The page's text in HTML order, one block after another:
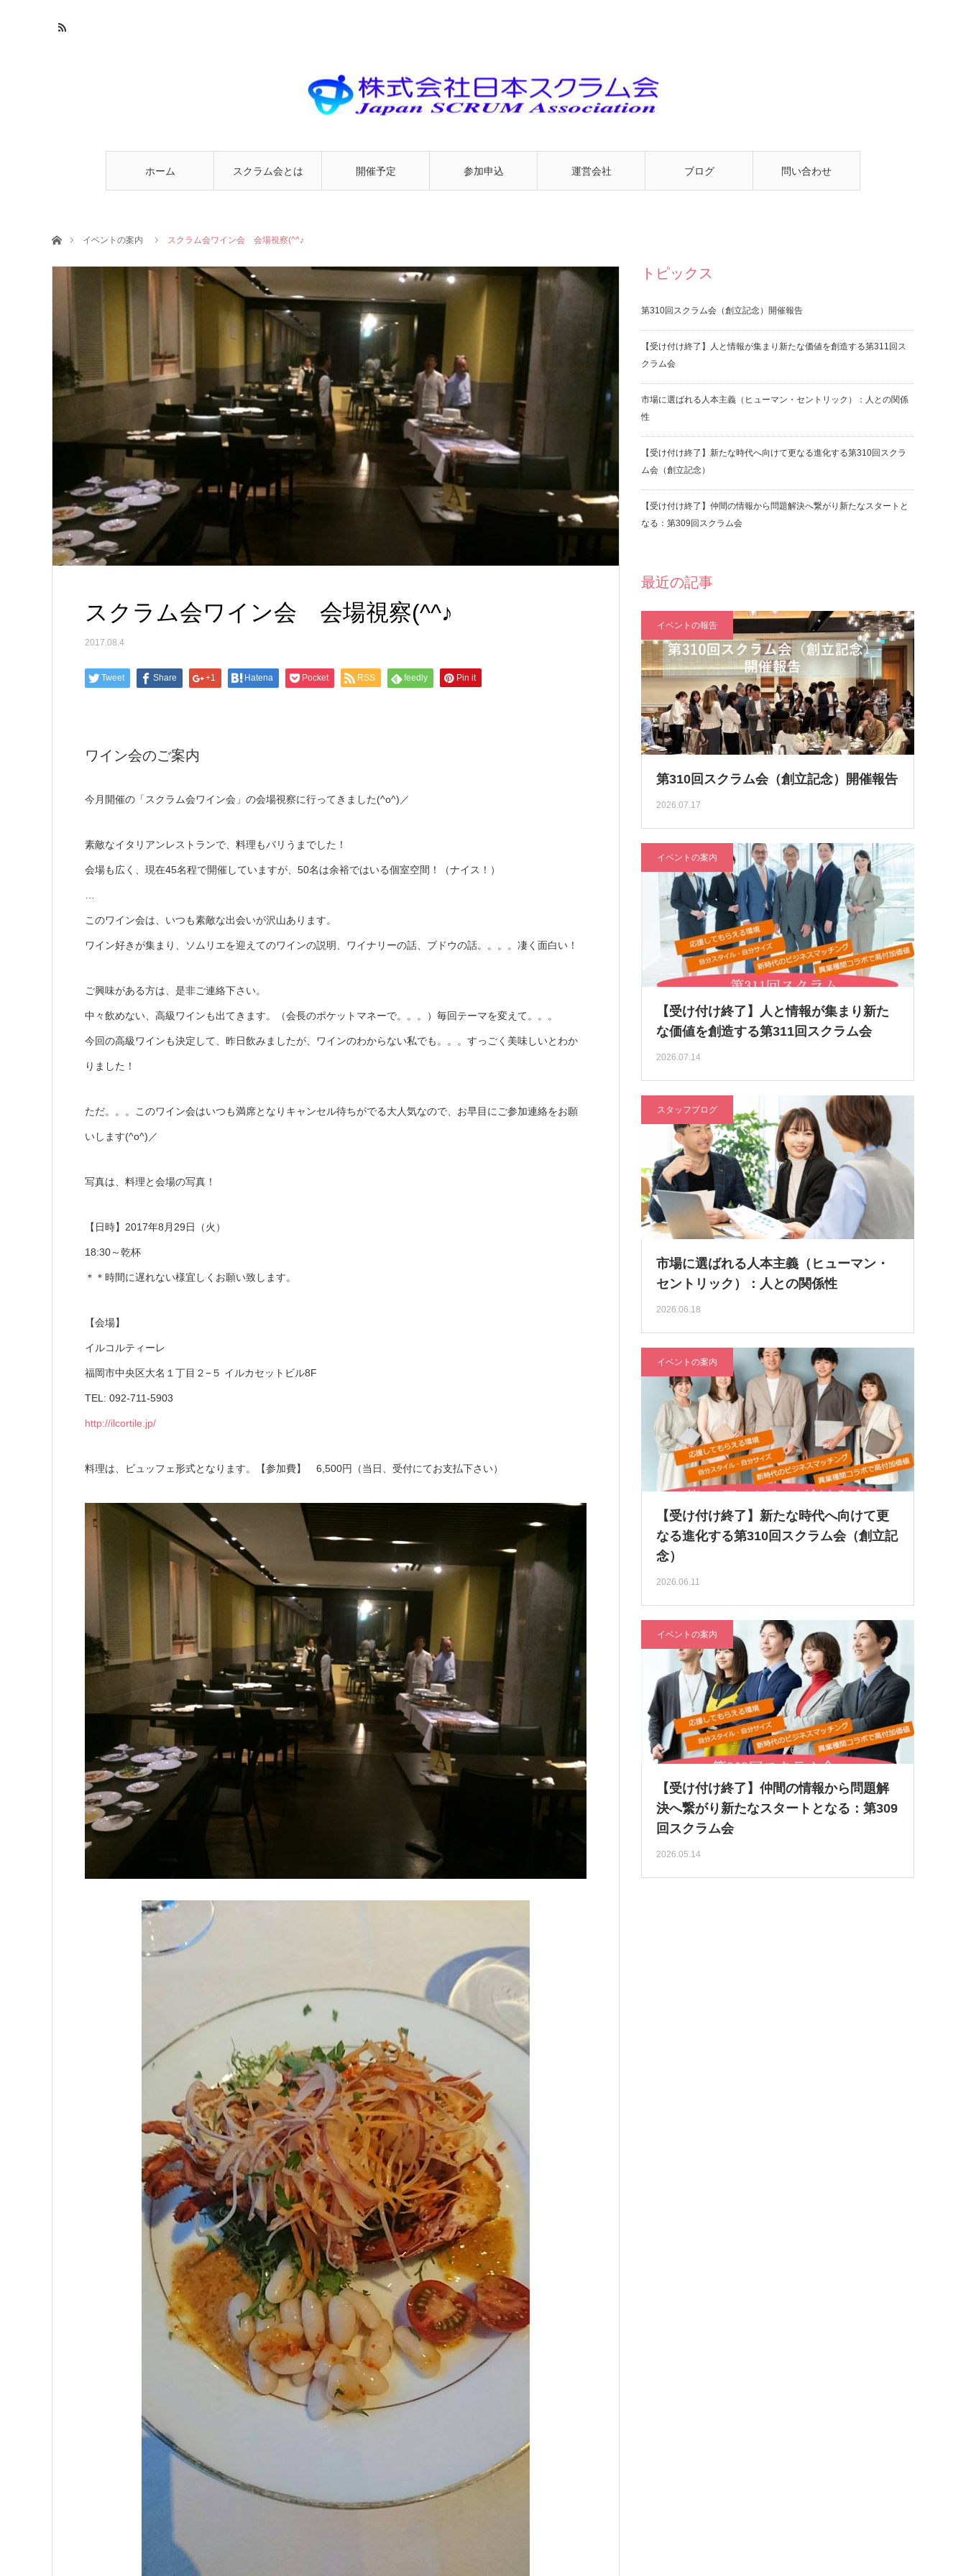
ホーム スクラム会とは 開催予定 参加申込 運営会社 ブログ 問い合わせ
ホームイベントの案内 スクラム会ワイン会 会場視察(^^♪
スクラム会ワイン会 会場視察(^^♪
2017.08.4
Tweet Share +1 Hatena Pocket RSS feedly Pin it
ワイン会のご案内
今月開催の「スクラム会ワイン会」の会場視察に行ってきました(^o^)／
素敵なイタリアンレストランで、料理もバリうまでした！
会場も広く、現在45名程で開催していますが、50名は余裕ではいる個室空間！（ナイス！）
このワイン会は、いつも素敵な出会いが沢山あります。
ワイン好きが集まり、ソムリエを迎えてのワインの説明、ワイナリーの話、ブドウの話。。。。凄く面白い！
ご興味がある方は、是非ご連絡下さい。
中々飲めない、高級ワインも出てきます。（会長のポケットマネーで。。。）毎回テーマを変えて。。。
今回の高級ワインも決定して、昨日飲みましたが、ワインのわからない私でも。。。すっごく美味しいとわか
りました！
ただ。。。このワイン会はいつも満席となりキャンセル待ちがでる大人気なので、お早目にご参加連絡をお願
いします(^o^)／
写真は、料理と会場の写真！
【日時】2017年8月29日（火）
18:30～乾杯
＊＊時間に遅れない様宜しくお願い致します。
【会場】
イルコルティーレ
福岡市中央区大名１丁目２−５ イルカセットビル8F
TEL: 092-711-5903
http://ilcortile.jp/
料理は、ビュッフェ形式となります。 【参加費】 6,500円（当日、受付にてお支払下さい）
トピックス
第310回スクラム会（創立記念）開催報告
【受け付け終了】人と情報が集まり新たな価値を創造する第311回ス
クラム会
市場に選ばれる人本主義（ヒューマン・セントリック）：人との関係
性
【受け付け終了】新たな時代へ向けて更なる進化する第310回スクラ
ム会（創立記念）
【受け付け終了】仲間の情報から問題解決へ繋がり新たなスタートと
なる：第309回スクラム会
最近の記事
イベントの報告
第310回スクラム会（創立記念）開催報告
2026.07.17
イベントの案内
【受け付け終了】人と情報が集まり新た
な価値を創造する第311回スクラム会
2026.07.14
スタッフブログ
市場に選ばれる人本主義（ヒューマン・
セントリック）：人との関係性
2026.06.18
イベントの案内
【受け付け終了】新たな時代へ向けて更
なる進化する第310回スクラム会（創立記
念）
2026.06.11
イベントの案内
【受け付け終了】仲間の情報から問題解
決へ繋がり新たなスタートとなる：第309
回スクラム会
2026.05.14